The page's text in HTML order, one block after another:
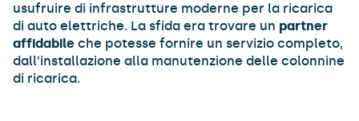
usufruire di infrastrutture moderne per la ricarica
di auto elettriche. La sfida era trovare un partner
affidabile che potesse fornire un servizio completo,
dall’installazione alla manutenzione delle colonnine
di ricarica.